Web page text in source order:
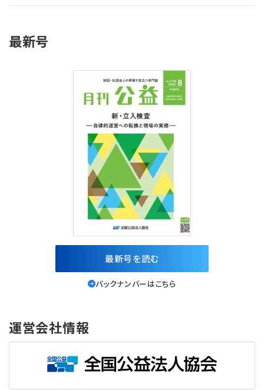
最新号
最新号を読む
バックナンバーはこちら
運営会社情報